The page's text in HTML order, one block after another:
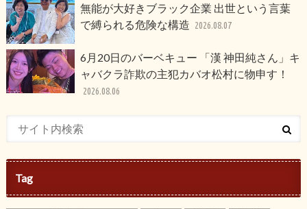
無能が大好きブラック企業 出世という言葉
で縛られる危険な構造 2026.08.07
6月20日のバーベキュー 「漢 神田純さん」キ
ャバクラ詐欺の主犯カバオ松村に物申す！
2026.08.06
Tag